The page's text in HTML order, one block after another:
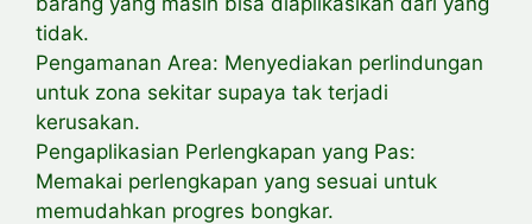
tidak.
Pengamanan Area: Menyediakan perlindungan
untuk zona sekitar supaya tak terjadi
kerusakan.
Pengaplikasian Perlengkapan yang Pas:
Memakai perlengkapan yang sesuai untuk
memudahkan progres bongkar.